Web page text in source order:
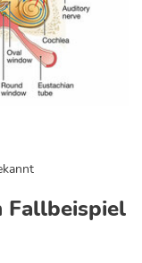
Fallbeispiel